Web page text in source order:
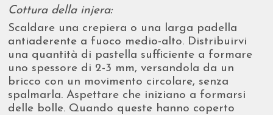
Cottura della injera:
Scaldare una crepiera o una larga padella
antiaderente a fuoco medio-alto. Distribuirvi
una quantità di pastella sufficiente a formare
uno spessore di 2-3 mm, versandola da un
bricco con un movimento circolare, senza
spalmarla. Aspettare che iniziano a formarsi
delle bolle. Quando queste hanno coperto